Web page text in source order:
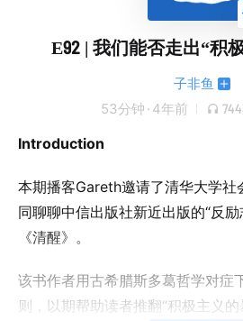
E92 | 我们能否走出“积
子非鱼
53分钟 · 4年前
Introduction
本期播客Gareth邀请了清华大学社
同聊聊中信出版社新近出版的“反励
《清醒》。
该书作者用古希腊斯多葛哲学对症
则，以期帮助读者推翻“积极主义